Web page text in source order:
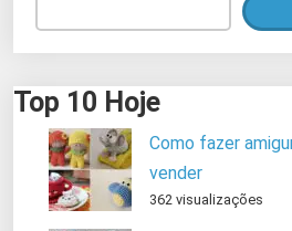
Top 10 Hoje
Como fazer
vender
362 visualizações